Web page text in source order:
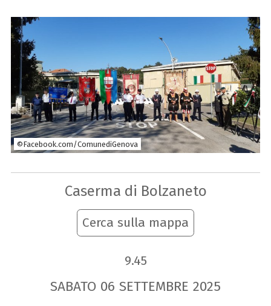
©Facebook.com/ComunediGenova
Caserma di Bolzaneto
Cerca sulla mappa
9.45
SABATO 06 SETTEMBRE 2025